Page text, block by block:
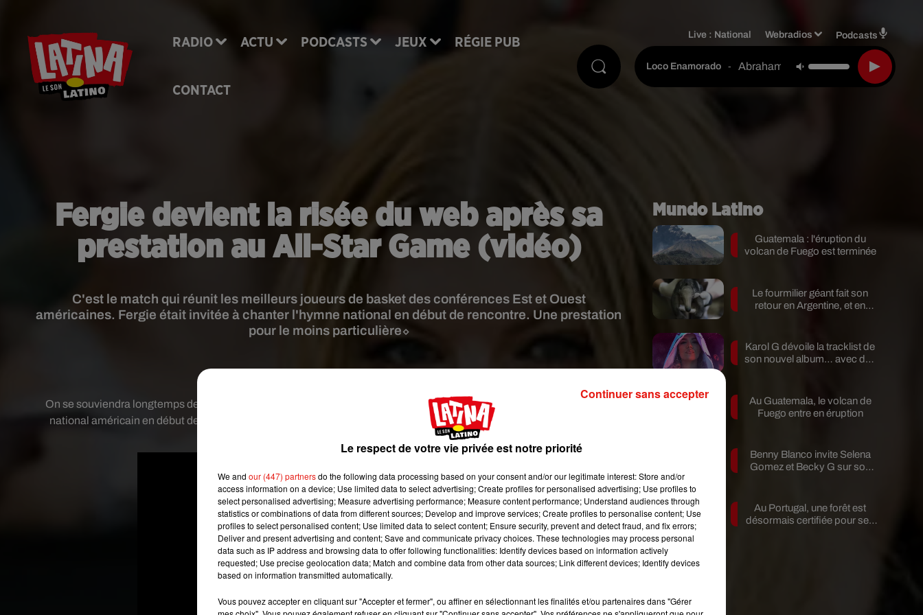
RADIO ACTU PODCASTS JEUX RÉGIE PUB
CONTACT
Live : National Webradios Podcasts
Loco Enamorado - Abraham Mateo Feat. Farruko Feat.
Fergie devient la risée du web après sa
prestation au All-Star Game (vidéo)
C'est le match qui réunit les meilleurs joueurs de basket des conférences Est et Ouest
américaines. Fergie était invitée à chanter l'hymne national en début de rencontre. Une prestation
pour le moins particulière⬦
On se souviendra longtemps de la prestation de l’ancienne chanteuse des Black Eyed Peas. Invitée à chanter l’hymne
national américain en début de rencontre du All-Star Game, Fergie a pris le choix d’en faire une version sexy et limite
Mundo Latino
Guatemala : l'éruption du
volcan de Fuego est terminée
Le fourmilier géant fait son
retour en Argentine, et en
Karol G dévoile la tracklist de
son nouvel album… avec des
Au Guatemala, le volcan de
Fuego entre en éruption
Benny Blanco invite Selena
Gomez et Becky G sur son
Au Portugal, une forêt est
désormais certifiée pour ses
Le respect de votre vie privée est notre priorité
We and our (447) partnersdo the following data processing based on your consent and/or our legitimate interest: Store and/or
access information on a device; Use limited data to select advertising; Create profiles for personalised advertising; Use profiles to
select personalised advertising; Measure advertising performance; Measure content performance; Understand audiences through
statistics or combinations of data from different sources; Develop and improve services; Create profiles to personalise content; Use
profiles to select personalised content; Use limited data to select content; Ensure security, prevent and detect fraud, and fix errors;
Deliver and present advertising and content; Save and communicate privacy choices. These technologies may process personal
data such as IP address and browsing data to offer following functionalities: Identify devices based on information actively
requested; Use precise geolocation data; Match and combine data from other data sources; Link different devices; Identify devices
based on information transmitted automatically.
Vous pouvez accepter en cliquant sur "Accepter et fermer", ou affiner en sélectionnant les finalités et/ou partenaires dans "Gérer
Continuer sans accepter